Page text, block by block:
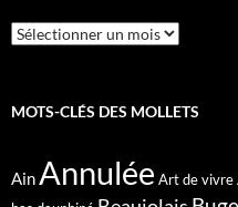
Archives
MOTS-CLÉS DES MOLLETS
Ain Annulée Art de vivre